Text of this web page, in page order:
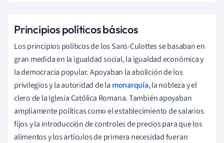
Principios políticos básicos
Los principios políticos de los Sans-Culottes se basaban en
gran medida en la igualdad social, la igualdad económica y
la democracia popular. Apoyaban la abolición de los
privilegios y la autoridad de la monarquía, la nobleza y el
clero de la Iglesia Católica Romana. También apoyaban
ampliamente políticas como el establecimiento de salarios
fijos y la introducción de controles de precios para que los
alimentos y los artículos de primera necesidad fueran